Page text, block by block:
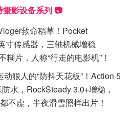
摄影设备系列 📷
救命稻草！Pocket
寸传感器，三轴机械增稳
片，人称“行走的电影机”！
动狠人的“防抖天花板”！Action 5
水，RockSteady 3.0+增稳，
不虚，半夜滑雪照样出片！